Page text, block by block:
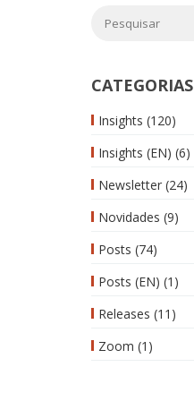
CATEGORIAS
Insights (120)
Insights (EN) (6)
Newsletter (24)
Novidades (9)
Posts (74)
Posts (EN) (1)
Releases (11)
Zoom (1)